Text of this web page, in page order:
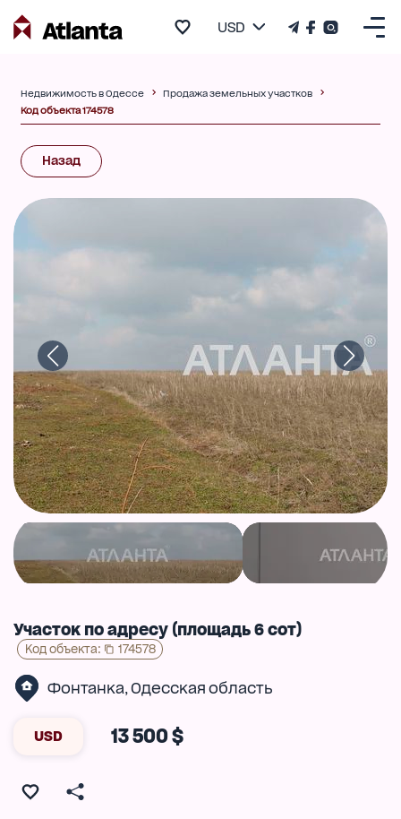
USD
Недвижимость в Одессе
Продажа земельных участков
Код объекта 174578
Назад
Участок по адресу (площадь 6 сот)
Код объекта: 174578
Фонтанка, Одесская область
USD 13 500 $